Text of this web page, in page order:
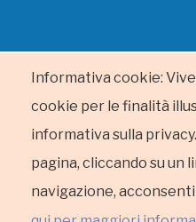
Informativa cookie:
cookie per le finalità
informativa sulla
pagina, cliccando su un
navigazione, acconsenti